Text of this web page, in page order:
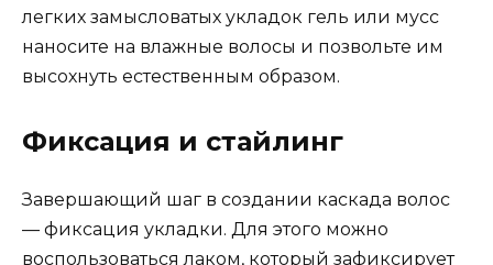
легких замысловатых укладок гель или мусс
наносите на влажные волосы и позвольте им
высохнуть естественным образом.
Фиксация и стайлинг
Завершающий шаг в создании каскада волос
— фиксация укладки. Для этого можно
воспользоваться лаком, который зафиксирует